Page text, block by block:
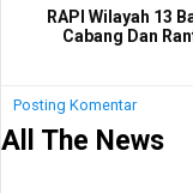
RAPI Wilayah 13
Cabang Dan
Posting Komentar
All The News